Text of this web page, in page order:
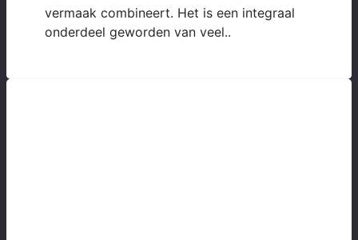
vermaak combineert. Het is een integraal
onderdeel geworden van veel..